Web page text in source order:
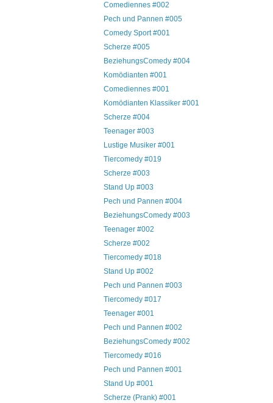
Comediennes #002
Pech und Pannen #005
Comedy Sport #001
Scherze #005
BeziehungsComedy #004
Komödianten #001
Comediennes #001
Komödianten Klassiker #001
Scherze #004
Teenager #003
Lustige Musiker #001
Tiercomedy #019
Scherze #003
Stand Up #003
Pech und Pannen #004
BeziehungsComedy #003
Teenager #002
Scherze #002
Tiercomedy #018
Stand Up #002
Pech und Pannen #003
Tiercomedy #017
Teenager #001
Pech und Pannen #002
BeziehungsComedy #002
Tiercomedy #016
Pech und Pannen #001
Stand Up #001
Scherze (Prank) #001